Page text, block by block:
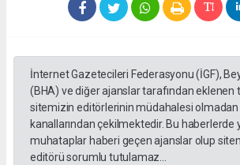
İnternet Gazetecileri Federasyonu (İGF),
(BHA) ve diğer ajanslar tarafından eklenen
sitemizin editörlerinin müdahalesi olmadan
kanallarından çekilmektedir. Bu haberlerde
muhataplar haberi geçen ajanslar olup
editörü sorumlu tutulamaz...